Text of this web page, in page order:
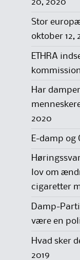
20, 2020
Stor
oktober 12,
ETHRA
Har
2020
E-damp og
lov om
cigaretter
Damp-
være en
Hvad sker
2019